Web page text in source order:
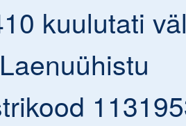
kuulutati